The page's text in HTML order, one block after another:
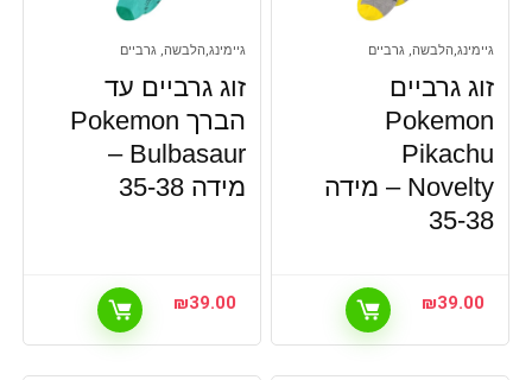
גיימינג,הלבשה, גרביים
זוג גרביים
Pokemon
Pikachu
Novelty – מידה
35-38
₪39.00
גיימינג,הלבשה, גרביים
זוג גרביים עד
הברך Pokemon
Bulbasaur –
מידה 35-38
₪39.00